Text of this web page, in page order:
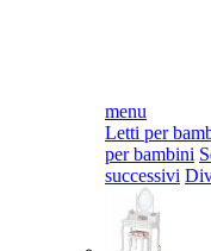
menu
Letti per
per bambini
successivi